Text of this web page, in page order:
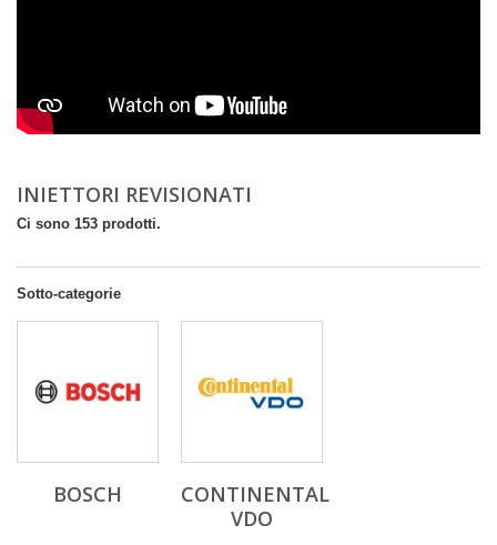
INIETTORI REVISIONATI
Ci sono 153 prodotti.
Sotto-categorie
BOSCH
CONTINENTAL
VDO